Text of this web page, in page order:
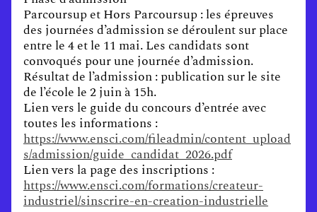
Parcoursup et Hors Parcoursup : les épreuves
des journées d’admission se déroulent sur place
entre le 4 et le 11 mai. Les candidats sont
convoqués pour une journée d’admission.
Résultat de l’admission : publication sur le site
de l’école le 2 juin à 15h.
Lien vers le guide du concours d’entrée avec
toutes les informations :
https://www.ensci.com/fileadmin/content_upload
s/admission/guide_candidat_2026.pdf
Lien vers la page des inscriptions :
https://www.ensci.com/formations/createur-
industriel/sinscrire-en-creation-industrielle